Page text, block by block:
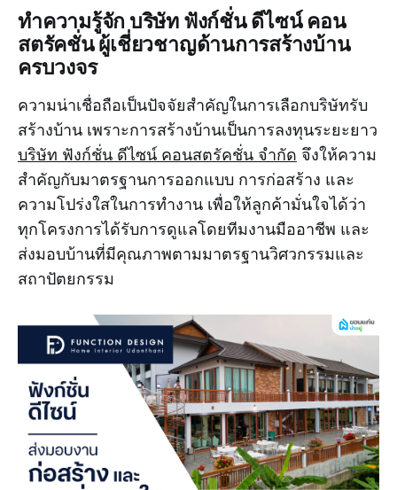
ทำความรู้จัก บริษัท ฟังก์ชั่น ดีไซน์ คอน
สตรัคชั่น ผู้เชี่ยวชาญด้านการสร้างบ้าน
ครบวงจร
ความน่าเชื่อถือเป็นปัจจัยสำคัญในการเลือกบริษัทรับ
สร้างบ้าน เพราะการสร้างบ้านเป็นการลงทุนระยะยาว
บริษัท ฟังก์ชั่น ดีไซน์ คอนสตรัคชั่น จำกัด จึงให้ความ
สำคัญกับมาตรฐานการออกแบบ การก่อสร้าง และ
ความโปร่งใสในการทำงาน เพื่อให้ลูกค้ามั่นใจได้ว่า
ทุกโครงการได้รับการดูแลโดยทีมงานมืออาชีพ และ
ส่งมอบบ้านที่มีคุณภาพตามมาตรฐานวิศวกรรมและ
สถาปัตยกรรม